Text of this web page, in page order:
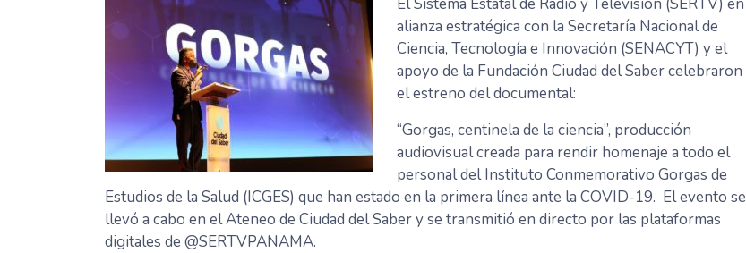
alianza estratégica con la Secretaría Nacional de
Ciencia, Tecnología e Innovación (SENACYT) y el
apoyo de la Fundación Ciudad del Saber celebraron
el estreno del documental:
“Gorgas, centinela de la ciencia”, producción
audiovisual creada para rendir homenaje a todo el
personal del Instituto Conmemorativo Gorgas de
Estudios de la Salud (ICGES) que han estado en la primera línea ante la COVID-19. El evento se
llevó a cabo en el Ateneo de Ciudad del Saber y se transmitió en directo por las plataformas
digitales de @SERTVPANAMA.